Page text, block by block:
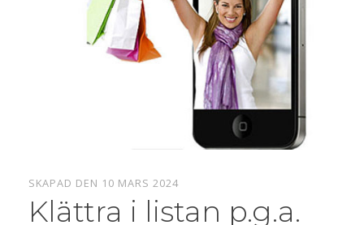
SKAPAD DEN 10 MARS 2024
Klättra i listan p.g.a.